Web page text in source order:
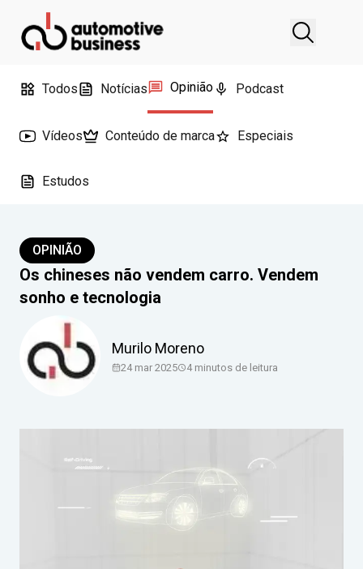
Todos Notícias Opinião Podcast
Vídeos Conteúdo de marca Especiais
Estudos
OPINIÃO
Os chineses não vendem carro. Vendem
sonho e tecnologia
Murilo Moreno
24 mar 2025 4 minutos de leitura